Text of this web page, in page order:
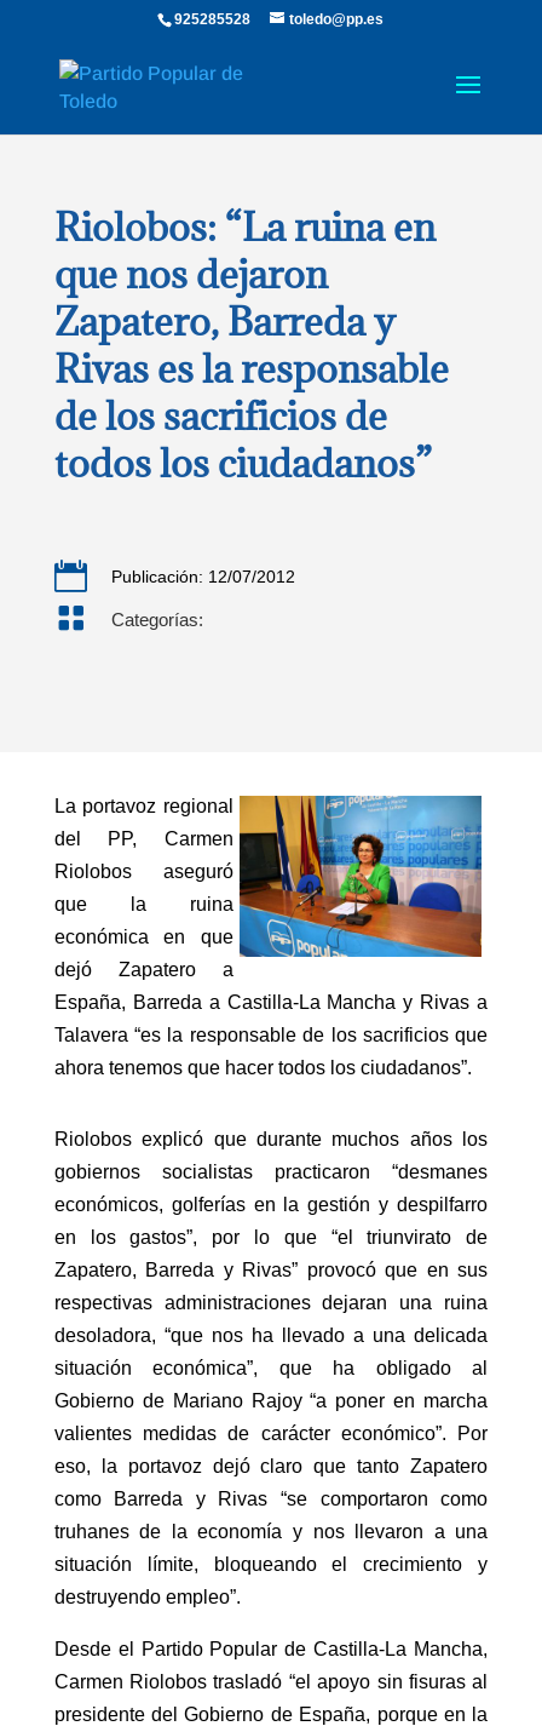
925285528 toledo@pp.es
Riolobos: “La ruina en
que nos dejaron
Zapatero, Barreda y
Rivas es la responsable
de los sacrificios de
todos los ciudadanos”
 Publicación: 12/07/2012
 Categorías:
La portavoz regional
del PP, Carmen
Riolobos aseguró
que la ruina
económica en que
dejó Zapatero a
España, Barreda a Castilla-La Mancha y Rivas a
Talavera “es la responsable de los sacrificios que
ahora tenemos que hacer todos los ciudadanos”.
Riolobos explicó que durante muchos años los
gobiernos socialistas practicaron “desmanes
económicos, golferías en la gestión y despilfarro
en los gastos”, por lo que “el triunvirato de
Zapatero, Barreda y Rivas” provocó que en sus
respectivas administraciones dejaran una ruina
desoladora, “que nos ha llevado a una delicada
situación económica”, que ha obligado al
Gobierno de Mariano Rajoy “a poner en marcha
valientes medidas de carácter económico”. Por
eso, la portavoz dejó claro que tanto Zapatero
como Barreda y Rivas “se comportaron como
truhanes de la economía y nos llevaron a una
situación límite, bloqueando el crecimiento y
destruyendo empleo”.
Desde el Partido Popular de Castilla-La Mancha,
Carmen Riolobos trasladó “el apoyo sin fisuras al
presidente del Gobierno de España, porque en la